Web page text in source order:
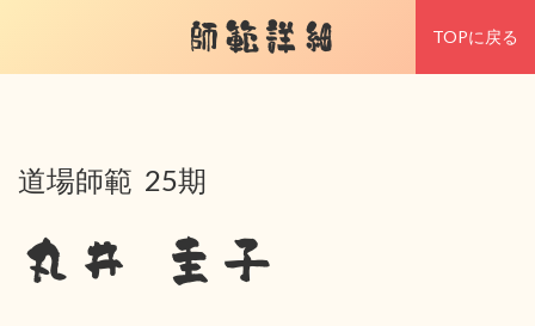
師範詳細 TOPに戻る
道場師範 25期
丸井 圭子